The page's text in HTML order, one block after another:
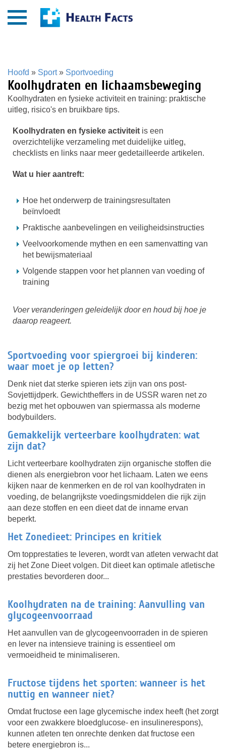
Hoofd » Sport» Sportvoeding
Koolhydraten en lichaamsbeweging
Koolhydraten en fysieke activiteit en training: praktische
uitleg, risico's en bruikbare tips.
Koolhydraten en fysieke activiteit is een
overzichtelijke verzameling met duidelijke uitleg,
checklists en links naar meer gedetailleerde artikelen.
Wat u hier aantreft:
Hoe het onderwerp de trainingsresultaten
beïnvloedt
Praktische aanbevelingen en veiligheidsinstructies
Veelvoorkomende mythen en een samenvatting van
het bewijsmateriaal
Volgende stappen voor het plannen van voeding of
training
Voer veranderingen geleidelijk door en houd bij hoe je
daarop reageert.
Sportvoeding voor spiergroei bij kinderen:
waar moet je op letten?
Denk niet dat sterke spieren iets zijn van ons post-
Sovjettijdperk. Gewichtheffers in de USSR waren net zo
bezig met het opbouwen van spiermassa als moderne
bodybuilders.
Gemakkelijk verteerbare koolhydraten: wat
zijn dat?
Licht verteerbare koolhydraten zijn organische stoffen die
dienen als energiebron voor het lichaam. Laten we eens
kijken naar de kenmerken en de rol van koolhydraten in
voeding, de belangrijkste voedingsmiddelen die rijk zijn
aan deze stoffen en een dieet dat de inname ervan
beperkt.
Het Zonedieet: Principes en kritiek
Om topprestaties te leveren, wordt van atleten verwacht dat
zij het Zone Dieet volgen. Dit dieet kan optimale atletische
prestaties bevorderen door...
Koolhydraten na de training: Aanvulling van
glycogeenvoorraad
Het aanvullen van de glycogeenvoorraden in de spieren
en lever na intensieve training is essentieel om
vermoeidheid te minimaliseren.
Fructose tijdens het sporten: wanneer is het
nuttig en wanneer niet?
Omdat fructose een lage glycemische index heeft (het zorgt
voor een zwakkere bloedglucose- en insulinerespons),
kunnen atleten ten onrechte denken dat fructose een
betere energiebron is...